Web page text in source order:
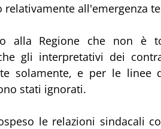
all'emergenza
alla Regione che non è
gli interpretativi dei
solamente, e per le linee
stati ignorati.
le relazioni sindacali